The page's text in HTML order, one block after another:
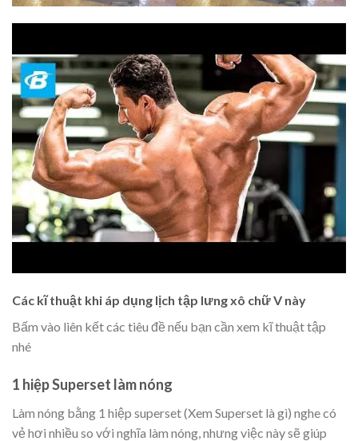
Các kĩ thuật khi áp dụng lịch tập lưng xô chữ V này
Bấm vào liên kết các tiêu đề nếu bạn cần xem kĩ thuật tập
nhé
1 hiệp Superset làm nóng
Làm nóng bằng 1 hiệp superset (Xem Superset là gì) nghe có
vẻ hơi nhiều so với nghĩa làm nóng, nhưng việc này sẽ giúp